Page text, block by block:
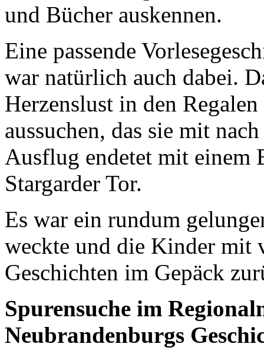
und Bücher auskennen.
Eine passende
war natürlich auch dabei.
Herzenslust in den
aussuchen, das sie mit
Ausflug endetet mit einem
Stargarder Tor.
Es war ein rundum
weckte und die Kinder mit
Geschichten im Gepäck
Spurensuche im
Neubrandenburgs